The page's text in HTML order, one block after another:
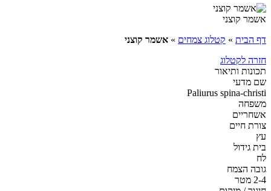
אשמר קוצני
דף הבית » קטלוג צמחים » אשמר קוצני
חזרה לקטלוג
תכונות ותיאור
שם מדעי
Paliurus spina-christi
משפחה
אשחריים
צורת חיים
עץ
בית גידול
לח
גובה הצמח
2-4 מטר